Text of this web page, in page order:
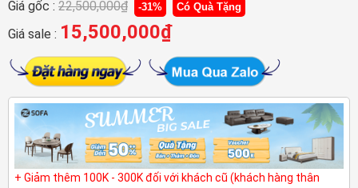
Giá gốc : 22,500,000₫ -31% Có Quà Tặng
Giá sale : 15,500,000₫
+ Giảm thêm 100K - 300K đối với khách cũ (khách hàng thân